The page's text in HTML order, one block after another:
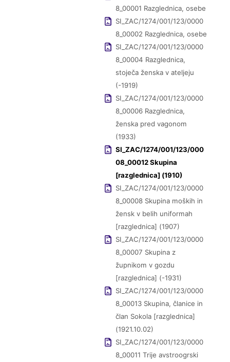
8_00001 Razglednica, osebe
SI_ZAC/1274/001/123/0000
8_00002 Razglednica, osebe
SI_ZAC/1274/001/123/0000
8_00004 Razglednica,
stoječa ženska v ateljeju
(-1919)
SI_ZAC/1274/001/123/0000
8_00006 Razglednica,
ženska pred vagonom
(1933)
SI_ZAC/1274/001/123/000
08_00012 Skupina
[razglednica] (1910)
SI_ZAC/1274/001/123/0000
8_00008 Skupina moških in
žensk v belih uniformah
[razglednica] (1907)
SI_ZAC/1274/001/123/0000
8_00007 Skupina z
župnikom v gozdu
[razglednica] (-1931)
SI_ZAC/1274/001/123/0000
8_00013 Skupina, članice in
član Sokola [razglednica]
(1921.10.02)
SI_ZAC/1274/001/123/0000
8_00011 Trije avstroogrski